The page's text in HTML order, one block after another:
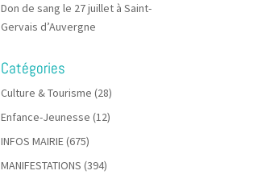
Don de sang le 27 juillet à Saint-
Gervais d’Auvergne
Catégories
Culture & Tourisme (28)
Enfance-Jeunesse (12)
INFOS MAIRIE(675)
MANIFESTATIONS (394)